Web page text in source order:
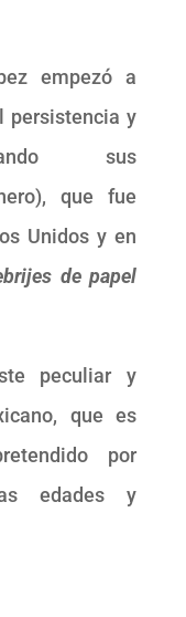
empezó a
persistencia y
sus
que fue
Unidos y en
de papel
peculiar y
que es
por
edades y